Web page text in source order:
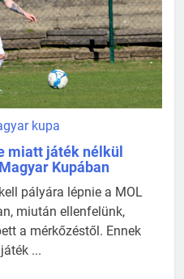
kupa
miatt játék nélkül
Kupában
pályára lépnie a MOL
miután ellenfelünk,
a mérkőzéstől. Ennek
...